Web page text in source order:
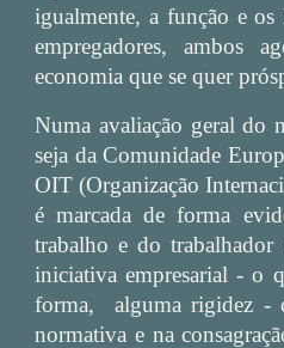
igualmente, a função e os
empregadores, ambos
economia que se quer
Numa avaliação geral do
seja da Comunidade
OIT (Organização
é marcada de forma
trabalho e do
iniciativa empresarial - o
forma, alguma rigidez -
normativa e na